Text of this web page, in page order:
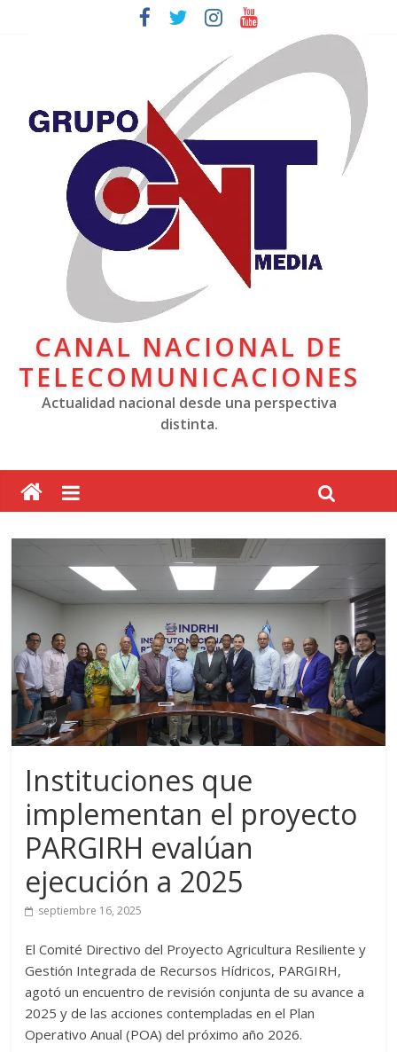
CANAL NACIONAL DE
TELECOMUNICACIONES
Actualidad nacional desde una perspectiva
distinta.
Instituciones que
implementan el proyecto
PARGIRH evalúan
ejecución a 2025
septiembre 16, 2025
El Comité Directivo del Proyecto Agricultura Resiliente y
Gestión Integrada de Recursos Hídricos, PARGIRH,
agotó un encuentro de revisión conjunta de su avance a
2025 y de las acciones contempladas en el Plan
Operativo Anual (POA) del próximo año 2026.